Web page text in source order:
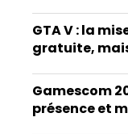
GTA V : la
gratuite,
Gamescom
présence et